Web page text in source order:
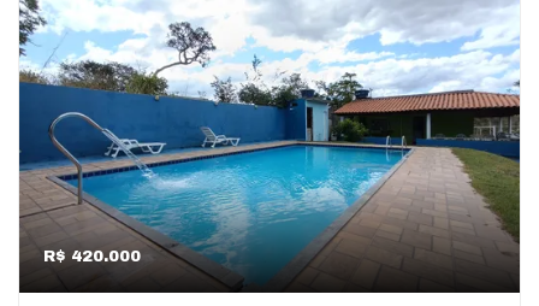
R$ 420.000